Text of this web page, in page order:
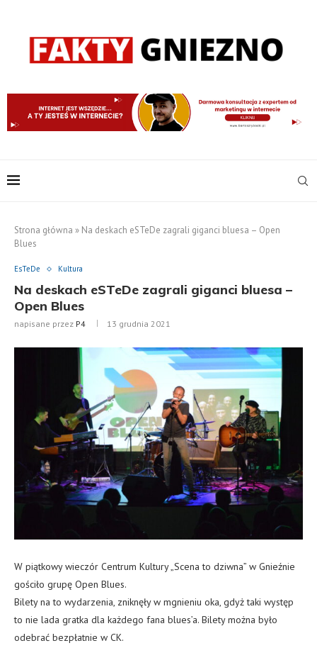
Strona główna » Na deskach eSTeDe zagrali giganci bluesa – Open
Blues
EsTeDe Kultura
Na deskach eSTeDe zagrali giganci bluesa –
Open Blues
napisane przez P4 13 grudnia 2021
W piątkowy wieczór Centrum Kultury „Scena to dziwna” w Gnieźnie
gościło grupę Open Blues.
Bilety na to wydarzenia, zniknęły w mgnieniu oka, gdyż taki występ
to nie lada gratka dla każdego fana blues’a. Bilety można było
odebrać bezpłatnie w CK.